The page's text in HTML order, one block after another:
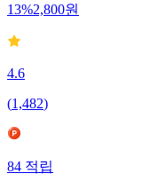
13%2,800원
4.6
(1,482)
84적립